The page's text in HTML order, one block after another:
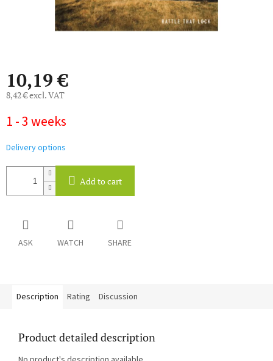
10,19 €
8,42 € excl. VAT
price:
1 - 3 weeks
Delivery options
Add to cart
ASK WATCH SHARE
Description Rating Discussion
Product detailed description